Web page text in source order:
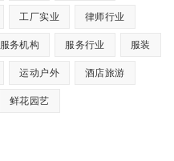
工厂实业 律师行业
服务机构 服务行业 服装
运动户外 酒店旅游
鲜花园艺